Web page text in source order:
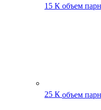
15 К объем
25 К объем